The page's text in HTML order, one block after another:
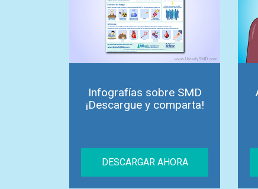
Infografías sobre SMD
¡Descargue y comparta!
DESCARGAR AHORA